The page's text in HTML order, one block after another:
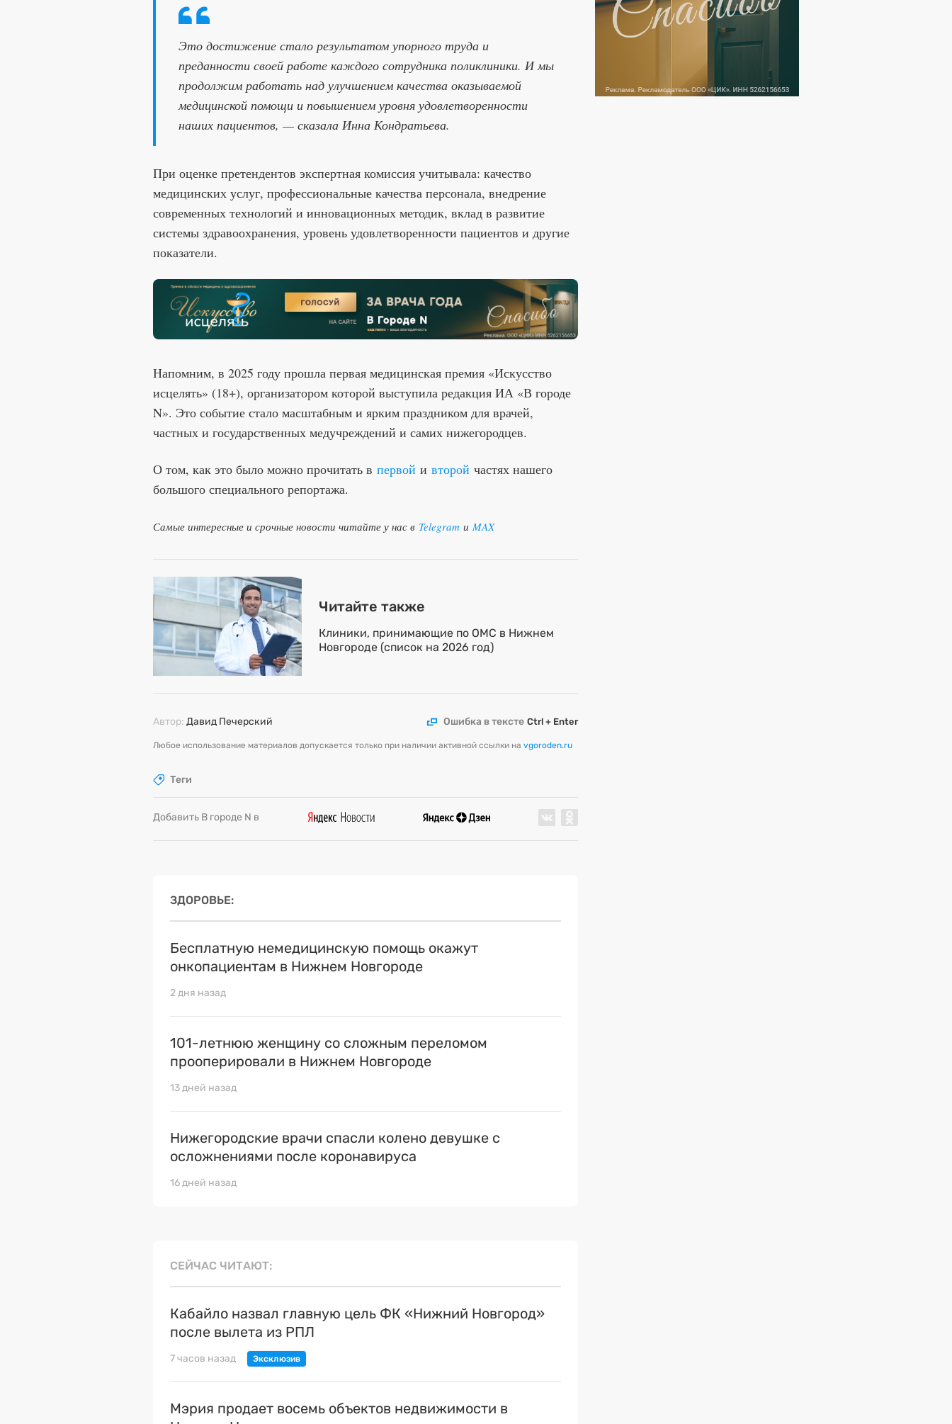
Это достижение стало результатом упорного труда и
преданности своей работе каждого сотрудника поликлиники. И мы
продолжим работать над улучшением качества оказываемой
медицинской помощи и повышением уровня удовлетворенности
наших пациентов, — сказала Инна Кондратьева.
При оценке претендентов экспертная комиссия учитывала: качество
медицинских услуг, профессиональные качества персонала, внедрение
современных технологий и инновационных методик, вклад в развитие
системы здравоохранения, уровень удовлетворенности пациентов и другие
показатели.
Напомним, в 2025 году прошла первая медицинская премия «Искусство
исцелять» (18+), организатором которой выступила редакция ИА «В городе
N». Это событие стало масштабным и ярким праздником для врачей,
частных и государственных медучреждений и самих нижегородцев.
О том, как это было можно прочитать в первой и второй частях нашего
большого специального репортажа.
Самые интересные и срочные новости читайте у нас в Telegram и MAX
Читайте также
Клиники, принимающие по ОМС в Нижнем
Новгороде (список на 2026 год)
Автор: Давид Печерский Ошибка в тексте Ctrl + Enter
Любое использование материалов допускается только при наличии активной ссылки на vgoroden.ru
Теги
Добавить В городе N в
ЗДОРОВЬЕ
Бесплатную немедицинскую помощь окажут
онкопациентам в Нижнем Новгороде
2 дня назад
101-летнюю женщину со сложным переломом
прооперировали в Нижнем Новгороде
13 дней назад
Нижегородские врачи спасли колено девушке с
осложнениями после коронавируса
16 дней назад
СЕЙЧАС ЧИТАЮТ
Кабайло назвал главную цель ФК «Нижний Новгород»
после вылета из РПЛ
7 часов назад
Мэрия продает восемь объектов недвижимости в